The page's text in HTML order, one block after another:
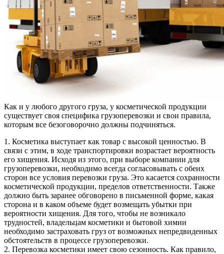
Как и у любого другого груза, у косметической продукции
существует своя специфика грузоперевозки и свои правила,
которым все безоговорочно должны подчиняться.
1. Косметика выступает как товар с высокой ценностью. В
связи с этим, в ходе транспортировки возрастает вероятность
его хищения. Исходя из этого, при выборе компании для
грузоперевозки, необходимо всегда согласовывать с обеих
сторон все условия перевозки груза. Это касается сохранности
косметической продукции, пределов ответственности. Также
должно быть заранее обговорено в письменной форме, какая
сторона и в каком объеме будет возмещать убытки при
вероятности хищения. Для того, чтобы не возникало
трудностей, владельцам косметики и бытовой химии
необходимо застраховать груз от возможных непредвиденных
обстоятельств в процессе грузоперевозки.
2. Перевозка косметики имеет свою сезонность. Как правило,